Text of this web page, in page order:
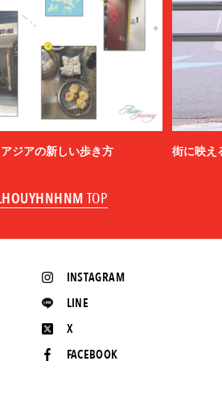
ジアの新しい歩き方 街に映え
TOP
INSTAGRAM
LINE
X
FACEBOOK